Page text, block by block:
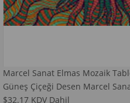
Marcel Sanat Elmas Mozaik
Güneş Çiçeği Desen Marcel
$32.17 KDV Dahil